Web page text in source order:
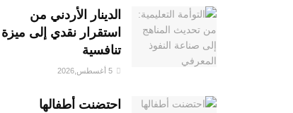
الدينار الأردني من
استقرار نقدي إلى ميزة
تنافسية
احتضنت أطفالها